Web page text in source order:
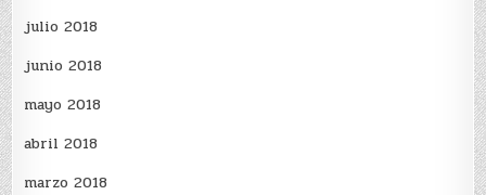
julio 2018
junio 2018
mayo 2018
abril 2018
marzo 2018